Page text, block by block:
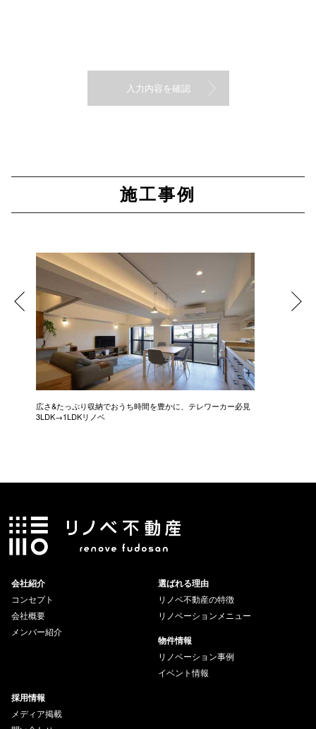
施工事例
広さ&たっぷり収納でおうち時間を豊かに、テレワーカー必見
3LDK→1LDKリノベ
会社紹介
コンセプト
会社概要
メンバー紹介
選ばれる理由
リノベ不動産の特徴
リノベーションメニュー
物件情報
リノベーション事例
イベント情報
採用情報
メディア掲載